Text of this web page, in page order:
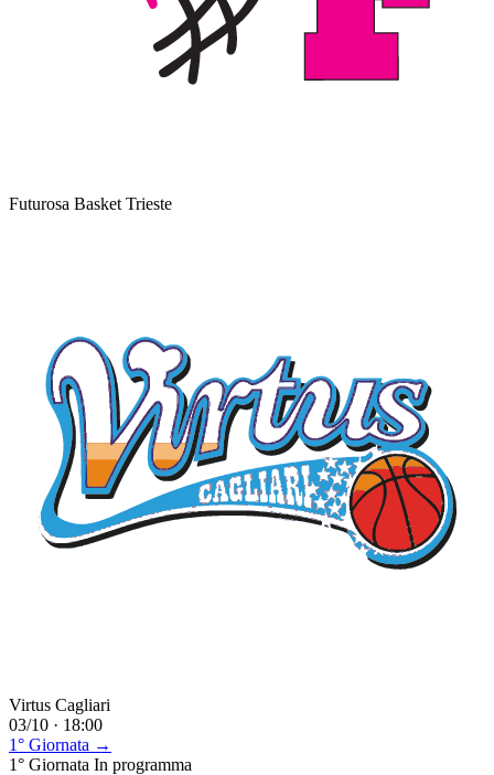
Futurosa Basket Trieste
Virtus Cagliari
03/10 · 18:00
1° Giornata →
1° Giornata In programma